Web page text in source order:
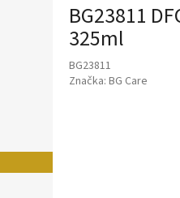
BG23811
325ml
BG23811
Značka: BG Care